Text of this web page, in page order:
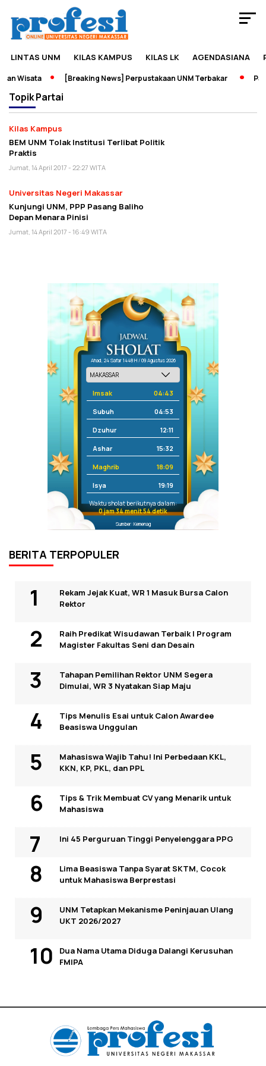
LINTAS UNM KILAS KAMPUS KILAS LK AGENDASIANA
Wisata [Breaking News] Perpustakaan UNM Terbakar
TopikPartai
Kilas Kampus
BEM UNM Tolak Institusi Terlibat Politik
Praktis
Jumat, 14 April 2017 - 22:27 WITA
Universitas Negeri Makassar
Kunjungi UNM, PPP Pasang Baliho
Depan Menara Pinisi
Jumat, 14 April 2017 - 16:49 WITA
Ahad, 24 Safar 1448 H / 09 Agustus 2026
Imsak 04:43
Subuh 04:53
Dzuhur 12:11
Ashar 15:32
Maghrib 18:09
Isya 19:19
Waktu sholat berikutnya dalam:
0 jam 34 menit 54 detik
Sumber: Kemenag
BERITA TERPOPULER
Rekam Jejak Kuat, WR 1 Masuk Bursa Calon
Rektor
Raih Predikat Wisudawan Terbaik I Program
Magister Fakultas Seni dan Desain
Tahapan Pemilihan Rektor UNM Segera
Dimulai, WR 3 Nyatakan Siap Maju
Tips Menulis Esai untuk Calon Awardee
Beasiswa Unggulan
Mahasiswa Wajib Tahu! Ini Perbedaan KKL,
KKN, KP, PKL, dan PPL
Tips & Trik Membuat CV yang Menarik untuk
Mahasiswa
Ini 45 Perguruan Tinggi Penyelenggara PPG
Lima Beasiswa Tanpa Syarat SKTM, Cocok
untuk Mahasiswa Berprestasi
UNM Tetapkan Mekanisme Peninjauan Ulang
UKT 2026/2027
Dua Nama Utama Diduga Dalangi Kerusuhan
FMIPA